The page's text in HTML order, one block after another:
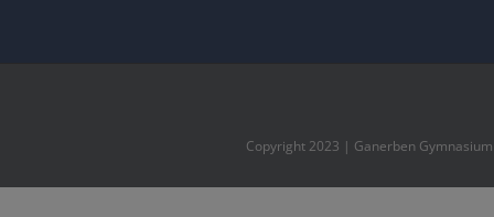
Copyright 2023 | Ganerben